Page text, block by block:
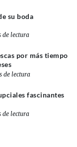
su boda
de lectura
por más tiempo
de lectura
fascinantes
de lectura